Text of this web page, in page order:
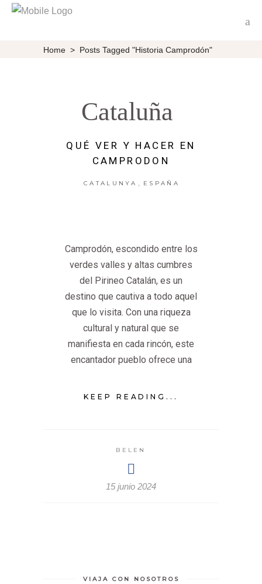
Home > Posts Tagged "Historia Camprodón"
Cataluña
QUÉ VER Y HACER EN
CAMPRODON
CATALUNYA , ESPAÑA
Camprodón, escondido entre los
verdes valles y altas cumbres
del Pirineo Catalán, es un
destino que cautiva a todo aquel
que lo visita. Con una riqueza
cultural y natural que se
manifiesta en cada rincón, este
encantador pueblo ofrece una
KEEP READING...
BELEN
15 junio 2024
VIAJA CON NOSOTROS